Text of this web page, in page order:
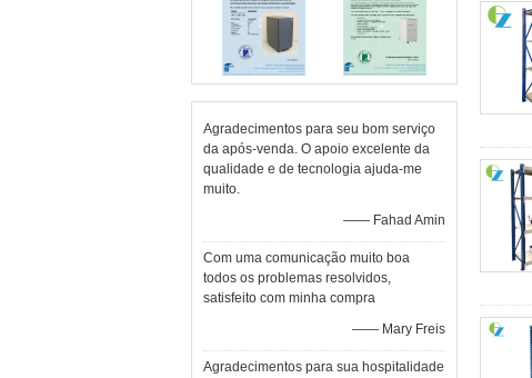
Agradecimentos para seu bom serviço
da após-venda. O apoio excelente da
qualidade e de tecnologia ajuda-me
muito.
—— Fahad Amin
Com uma comunicação muito boa
todos os problemas resolvidos,
satisfeito com minha compra
—— Mary Freis
Agradecimentos para sua hospitalidade